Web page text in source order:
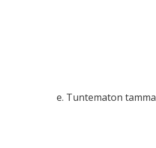
e. Tuntematon tamma